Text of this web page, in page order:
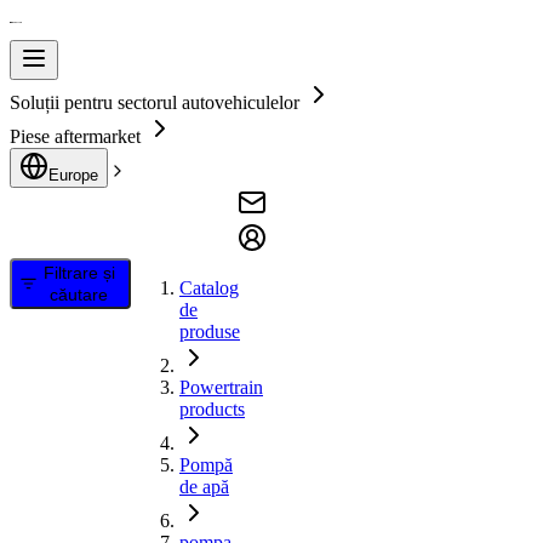
Soluții pentru sectorul autovehiculelor
Piese aftermarket
Europe
Filtrare și
căutare
Catalog
de
produse
Powertrain
products
Pompă
de apă